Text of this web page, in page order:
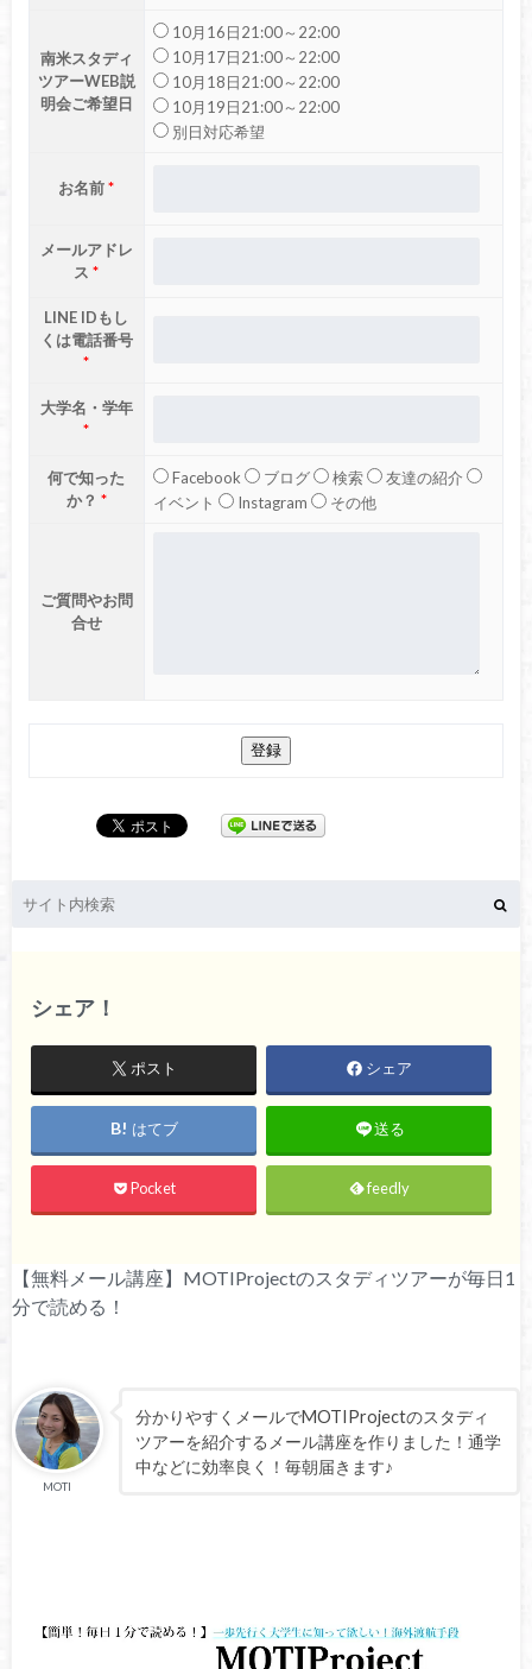
南米スタディ
ツアーWEB説
明会ご希望日
10月16日21:00～22:00
10月17日21:00～22:00
10月18日21:00～22:00
10月19日21:00～22:00
別日対応希望
お名前 *
メールアドレ
ス *
LINE IDもし
くは電話番号
*
大学名・学年
*
何で知った
か？ *
Facebook ブログ 検索
友達の紹介
イベント
Instagram その他
ご質問やお問
合せ
シェア！
ポスト シェア
はてブ 送る
Pocket feedly
【無料メール講座】MOTIProjectのスタディツアーが毎日1
分で読める！
MOTI
分かりやすくメールでMOTIProjectのスタディ
ツアーを紹介するメール講座を作りました！通学
中などに効率良く！毎朝届きます♪